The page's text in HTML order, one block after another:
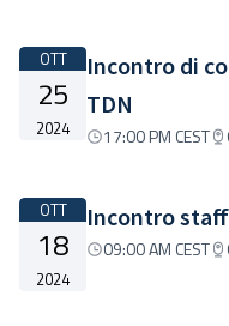
OTT
25
2024
Incontro di
TDN
17:00 PM CEST
OTT
18
2024
Incontro
09:00 AM CEST